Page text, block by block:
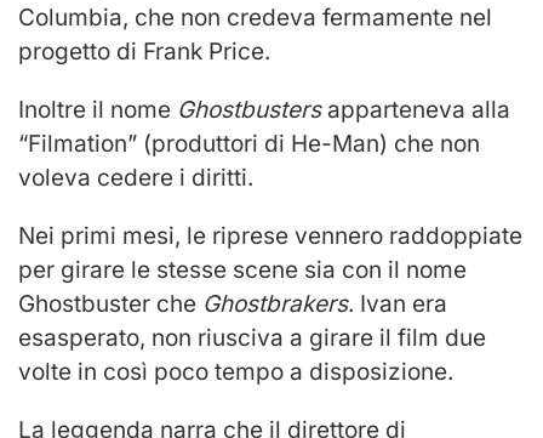
Columbia, che non credeva fermamente nel
progetto di Frank Price.
Inoltre il nome Ghostbustersapparteneva alla
“Filmation” (produttori di He-Man) che non
voleva cedere i diritti.
Nei primi mesi, le riprese vennero raddoppiate
per girare le stesse scene sia con il nome
Ghostbuster che Ghostbrakers. Ivan era
esasperato, non riusciva a girare il film due
volte in così poco tempo a disposizione.
La leggenda narra che il direttore di